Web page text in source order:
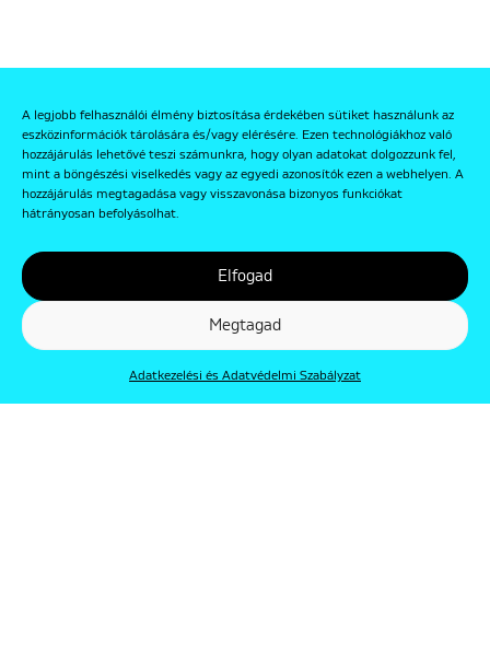
A legjobb felhasználói élmény biztosítása érdekében sütiket használunk az
eszközinformációk tárolására és/vagy elérésére. Ezen technológiákhoz való
hozzájárulás lehetővé teszi számunkra, hogy olyan adatokat dolgozzunk fel,
mint a böngészési viselkedés vagy az egyedi azonosítók ezen a webhelyen. A
hozzájárulás megtagadása vagy visszavonása bizonyos funkciókat
hátrányosan befolyásolhat.
Elfogad
Megtagad
Adatkezelési és Adatvédelmi Szabályzat